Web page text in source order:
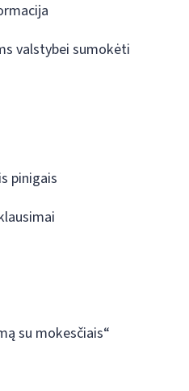
valstybei sumokėti
pinigais
su mokesčiais“